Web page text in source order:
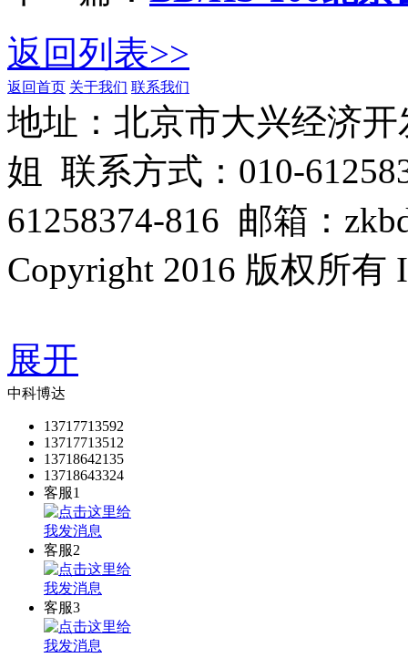
返回列表>>
返回首页 关于我们 联系我们
地址：北京市大兴经济
姐 联系方式：010-
61258374-816 邮箱：
Copyright 2016 版权所有
展开
中科博达
13717713592
13717713512
13718642135
13718643324
客服1
客服2
客服3